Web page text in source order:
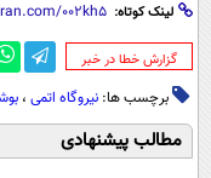
لینک کوتاه:
‌گزارش خطا در خبر
برچسب ها: نیروگاه اتمی ،
مطالب پیشنهادی